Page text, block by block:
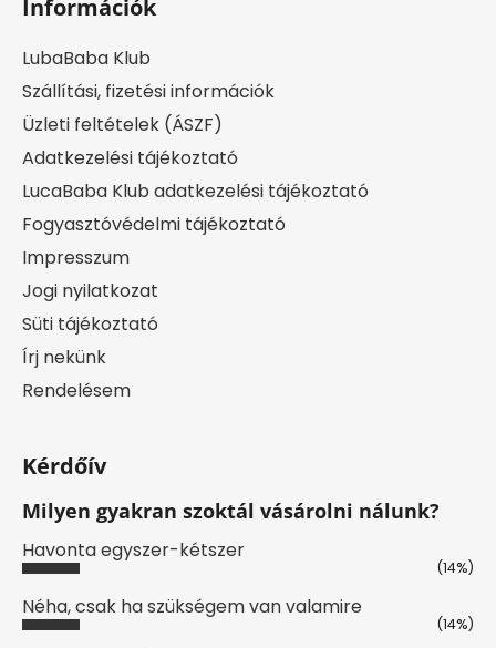
Információk
LubaBaba Klub
Szállítási, fizetési információk
Üzleti feltételek (ÁSZF)
Adatkezelési tájékoztató
LucaBaba Klub adatkezelési tájékoztató
Fogyasztóvédelmi tájékoztató
Impresszum
Jogi nyilatkozat
Süti tájékoztató
Írj nekünk
Rendelésem
Kérdőív
Milyen gyakran szoktál vásárolni nálunk?
Havonta egyszer-kétszer
(14%)
Néha, csak ha szükségem van valamire
(14%)